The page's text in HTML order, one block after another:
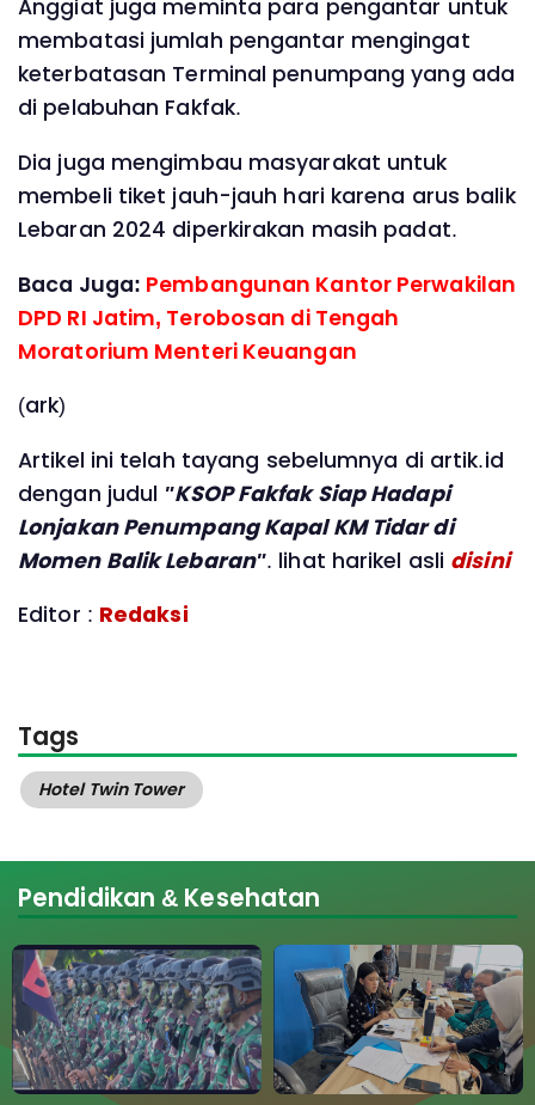
Anggiat juga meminta para pengantar untuk
membatasi jumlah pengantar mengingat
keterbatasan Terminal penumpang yang ada
di pelabuhan Fakfak.
Dia juga mengimbau masyarakat untuk
membeli tiket jauh-jauh hari karena arus balik
Lebaran 2024 diperkirakan masih padat.
Baca Juga: Pembangunan Kantor Perwakilan
DPD RI Jatim, Terobosan di Tengah
Moratorium Menteri Keuangan
(ark)
Artikel ini telah tayang sebelumnya di artik.id
dengan judul "KSOP Fakfak Siap Hadapi
Lonjakan Penumpang Kapal KM Tidar di
Momen Balik Lebaran". lihat harikel asli disini
Editor : Redaksi
Tags
Hotel Twin Tower
Pendidikan & Kesehatan